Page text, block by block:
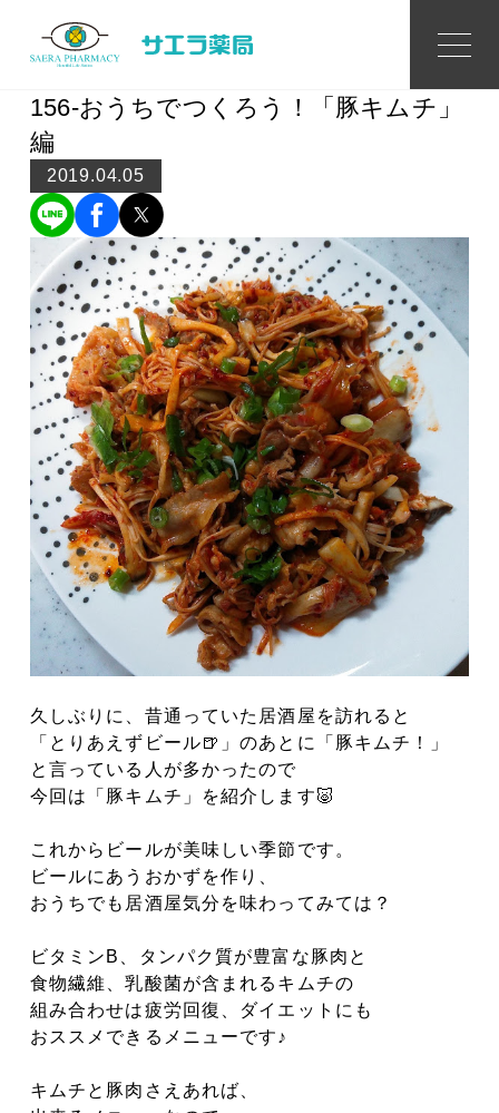
Topics
トピックス
156-おうちでつくろう！「豚キムチ」
編
2019.04.05
久しぶりに、昔通っていた居酒屋を訪れると
「とりあえずビール🍺」のあとに「豚キムチ！」
と言っている人が多かったので
今回は「豚キムチ」を紹介します🐷
これからビールが美味しい季節です。
ビールにあうおかずを作り、
おうちでも居酒屋気分を味わってみては？
ビタミンB、タンパク質が豊富な豚肉と
食物繊維、乳酸菌が含まれるキムチの
組み合わせは疲労回復、ダイエットにも
おススメできるメニューです♪
キムチと豚肉さえあれば、